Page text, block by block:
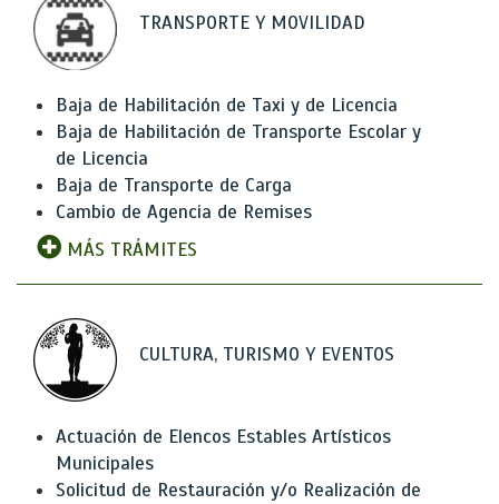
TRANSPORTE Y MOVILIDAD
Baja de Habilitación de Taxi y de Licencia
Baja de Habilitación de Transporte Escolar y
de Licencia
Baja de Transporte de Carga
Cambio de Agencia de Remises
MÁS TRÁMITES
CULTURA, TURISMO Y EVENTOS
Actuación de Elencos Estables Artísticos
Municipales
Solicitud de Restauración y/o Realización de